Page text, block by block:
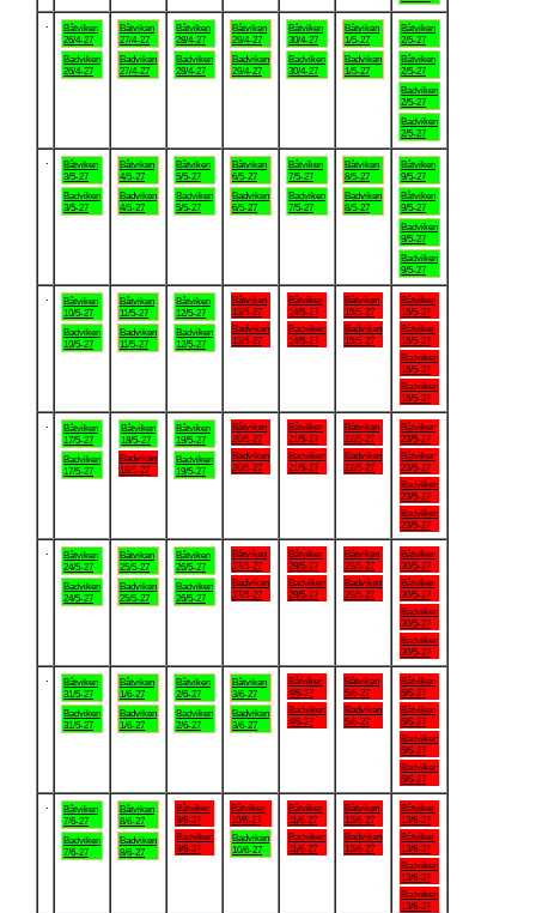
Båtviken
26/4-27
Badviken
26/4-27
Båtviken
27/4-27
Badviken
27/4-27
Båtviken
28/4-27
Badviken
28/4-27
Båtviken
29/4-27
Badviken
29/4-27
Båtviken
30/4-27
Badviken
30/4-27
Båtviken
1/5-27
Badviken
1/5-27
Båtviken
2/5-27
Båtviken
2/5-27
Badviken
2/5-27
Badviken
2/5-27
Båtviken
3/5-27
Badviken
3/5-27
Båtviken
4/5-27
Badviken
4/5-27
Båtviken
5/5-27
Badviken
5/5-27
Båtviken
6/5-27
Badviken
6/5-27
Båtviken
7/5-27
Badviken
7/5-27
Båtviken
8/5-27
Badviken
8/5-27
Båtviken
9/5-27
Båtviken
9/5-27
Badviken
9/5-27
Badviken
9/5-27
Båtviken
10/5-27
Badviken
10/5-27
Båtviken
11/5-27
Badviken
11/5-27
Båtviken
12/5-27
Badviken
12/5-27
Båtviken
13/5-27
Badviken
13/5-27
Båtviken
14/5-27
Badviken
14/5-27
Båtviken
15/5-27
Badviken
15/5-27
Båtviken
16/5-27
Båtviken
16/5-27
Badviken
16/5-27
Badviken
16/5-27
Båtviken
17/5-27
Badviken
17/5-27
Båtviken
18/5-27
Badviken
18/5-27
Båtviken
19/5-27
Badviken
19/5-27
Båtviken
20/5-27
Badviken
20/5-27
Båtviken
21/5-27
Badviken
21/5-27
Båtviken
22/5-27
Badviken
22/5-27
Båtviken
23/5-27
Båtviken
23/5-27
Badviken
23/5-27
Badviken
23/5-27
Båtviken
24/5-27
Badviken
24/5-27
Båtviken
25/5-27
Badviken
25/5-27
Båtviken
26/5-27
Badviken
26/5-27
Båtviken
27/5-27
Badviken
27/5-27
Båtviken
28/5-27
Badviken
28/5-27
Båtviken
29/5-27
Badviken
29/5-27
Båtviken
30/5-27
Båtviken
30/5-27
Badviken
30/5-27
Badviken
30/5-27
Båtviken
31/5-27
Badviken
31/5-27
Båtviken
1/6-27
Badviken
1/6-27
Båtviken
2/6-27
Badviken
2/6-27
Båtviken
3/6-27
Badviken
3/6-27
Båtviken
4/6-27
Badviken
4/6-27
Båtviken
5/6-27
Badviken
5/6-27
Båtviken
6/6-27
Båtviken
6/6-27
Badviken
6/6-27
Badviken
6/6-27
Båtviken
7/6-27
Badviken
7/6-27
Båtviken
8/6-27
Badviken
8/6-27
Båtviken
9/6-27
Badviken
9/6-27
Båtviken
10/6-27
Badviken
10/6-27
Båtviken
11/6-27
Badviken
11/6-27
Båtviken
12/6-27
Badviken
12/6-27
Båtviken
13/6-27
Båtviken
13/6-27
Badviken
13/6-27
Badviken
13/6-27